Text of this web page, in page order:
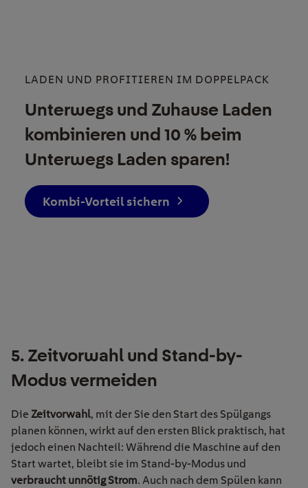
LADEN UND PROFITIEREN IM DOPPELPACK
Unterwegs und Zuhause Laden
kombinieren und 10 % beim
Unterwegs Laden sparen!
Kombi-Vorteil sichern
5. Zeitvorwahl und Stand-by-
Modus vermeiden
Die Zeitvorwahl, mit der Sie den Start des Spülgangs
planen können, wirkt auf den ersten Blick praktisch, hat
jedoch einen Nachteil: Während die Maschine auf den
Start wartet, bleibt sie im Stand-by-Modus und
verbraucht unnötig Strom. Auch nach dem Spülen kann